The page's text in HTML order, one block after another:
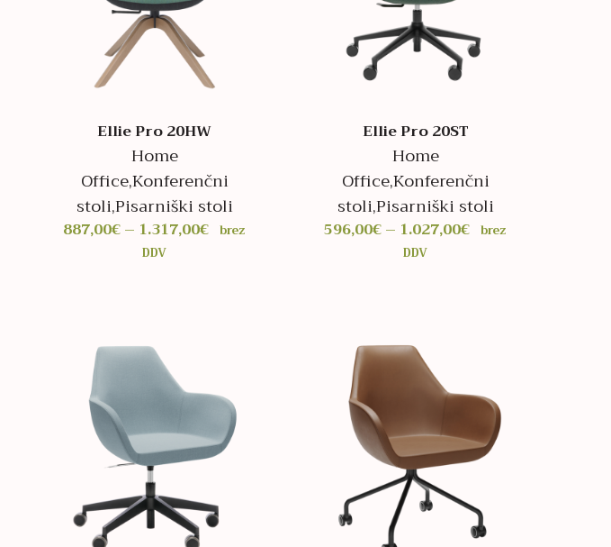
Home
Office,Konferenčni
stoli,Pisarniški stoli
Ellie Pro 20HW
887,00€– 1.317,00€Cenovni
brez
DDV
Home
Office,Konferenčni
stoli,Pisarniški stoli
Ellie Pro 20ST
596,00€– 1.027,00€Cenovni
brez
DDV